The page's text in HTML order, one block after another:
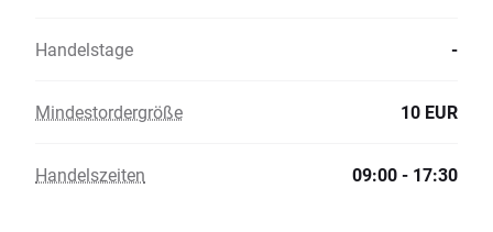
Handelstage -
Mindestordergröße 10 EUR
Handelszeiten 09:00 - 17:30